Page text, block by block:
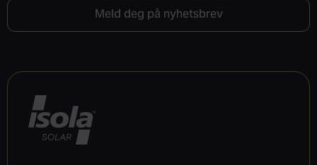
Meld deg på nyhetsbrev